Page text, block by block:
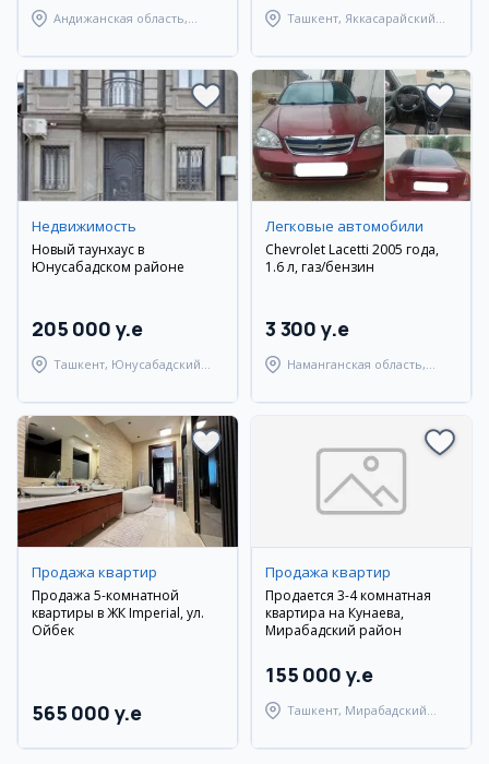
Андижанская область,
Ташкент, Яккасарайский
Недвижимость
Новый таунхаус в
Юнусабадском районе
205 000 y.e
Ташкент, Юнусабадский
Легковые автомобили
Chevrolet Lacetti 2005 года,
1.6 л, газ/бензин
3 300 y.e
Наманганская область,
Продажа квартир
Продажа 5-комнатной
квартиры в ЖК Imperial, ул.
Ойбек
565 000 y.e
Продажа квартир
Продается 3-4 комнатная
квартира на Кунаева,
Мирабадский район
155 000 y.e
Ташкент, Мирабадский